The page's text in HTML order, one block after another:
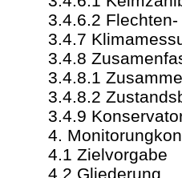
3.4.6.2
3.4.7
3.4.8
3.4.8.1
3.4.8.2
3.4.9
4.
4.1 Zielvorgabe
4.2 Gliederung